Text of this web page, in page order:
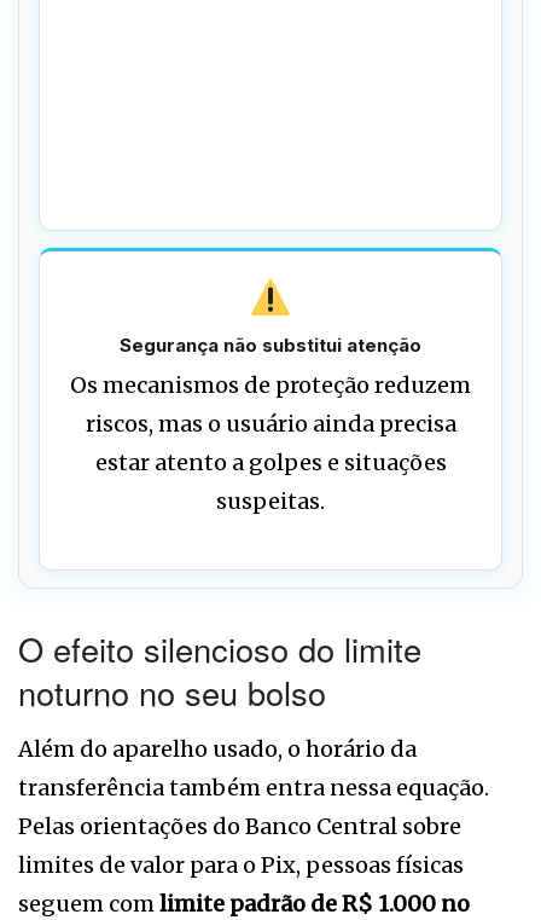
Segurança não substitui atenção
Os mecanismos de proteção reduzem
riscos, mas o usuário ainda precisa
estar atento a golpes e situações
suspeitas.
O efeito silencioso do limite
noturno no seu bolso
Além do aparelho usado, o horário da
transferência também entra nessa equação.
Pelas orientações do Banco Central sobre
limites de valor para o Pix, pessoas físicas
seguem comlimite padrão de R$ 1.000 no